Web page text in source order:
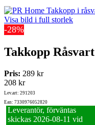
Visa bild i full storlek
-28%
Takkopp Råsvart
Pris: 289 kr
208 kr
Lev.art: 291203
Ean: 7330976052820
Leverantör, förväntas
skickas 2026‑08‑11 vid